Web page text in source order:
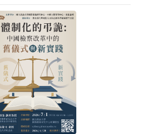
PageDoc/Detail?
and College of Intelligent
Information at Chung Yuan
(CYCU), hosted an International
Security and Supply Chain
and Beyond at National
The Conference
report on Towards an AI
of China’s Technological
opening session and fruitful
among scholars and
fields in international relations
business and industrial